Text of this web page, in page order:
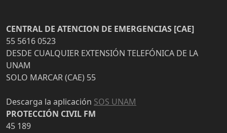
CENTRAL DE ATENCION DE EMERGENCIAS [CAE]
55 5616 0523
DESDE CUALQUIER EXTENSIÓN TELEFÓNICA DE LA
UNAM
SOLO MARCAR (CAE) 55
Descarga la aplicación SOS UNAM
PROTECCIÓN CIVIL FM
45 189